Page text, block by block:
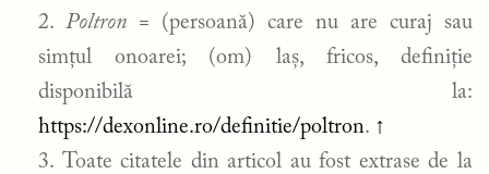
Poltron = (persoană) care nu are curaj sau
simțul onoarei; (om) laș, fricos, definiție
disponibilă la:
https://dexonline.ro/definitie/poltron. ↑
Toate citatele din articol au fost extrase de la